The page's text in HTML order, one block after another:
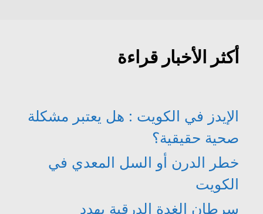
أكثر الأخبار قراءة
الإيدز في الكويت : هل يعتبر مشكلة
صحية حقيقية؟
خطر الدرن أو السل المعدي في
الكويت
سرطان الغدة الدرقية يهدد